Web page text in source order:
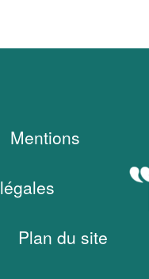
Mentions
légales
Plan du site